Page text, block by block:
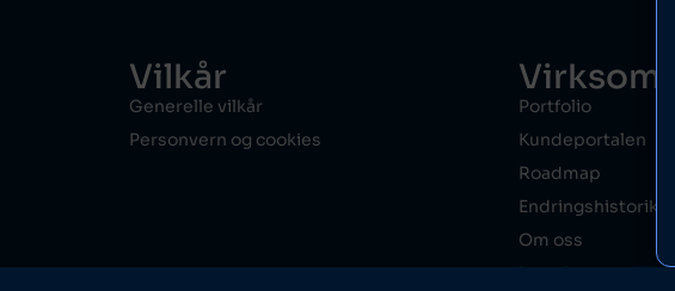
Vilkår
Generelle vilkår
Personvern og cookies
Portfolio
Kundeportalen
Roadmap
Endringshistorikk
Om oss
Logg inn